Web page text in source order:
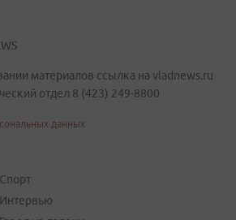
материалов ссылка на vladnews.ru
отдел 8 (423) 249-8800
данных
Спорт
Интервью